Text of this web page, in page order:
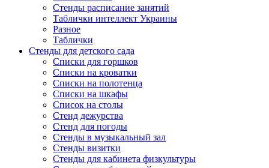
Стенды расписание занятий
Таблички интеллект Украины
Разное
Таблички
Стенды для детского сада
Списки для горшков
Списки на кроватки
Списки на полотенца
Списки на шкафы
Список на столы
Стенд дежурства
Стенд для погоды
Стенды в музыкальный зал
Стенды визитки
Стенды для кабинета физкультуры